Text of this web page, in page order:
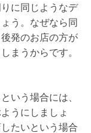
に同じようなデ
う。なぜなら同
発のお店の方が
まうからです。
いう場合には、
うにしましょ
たいという場合